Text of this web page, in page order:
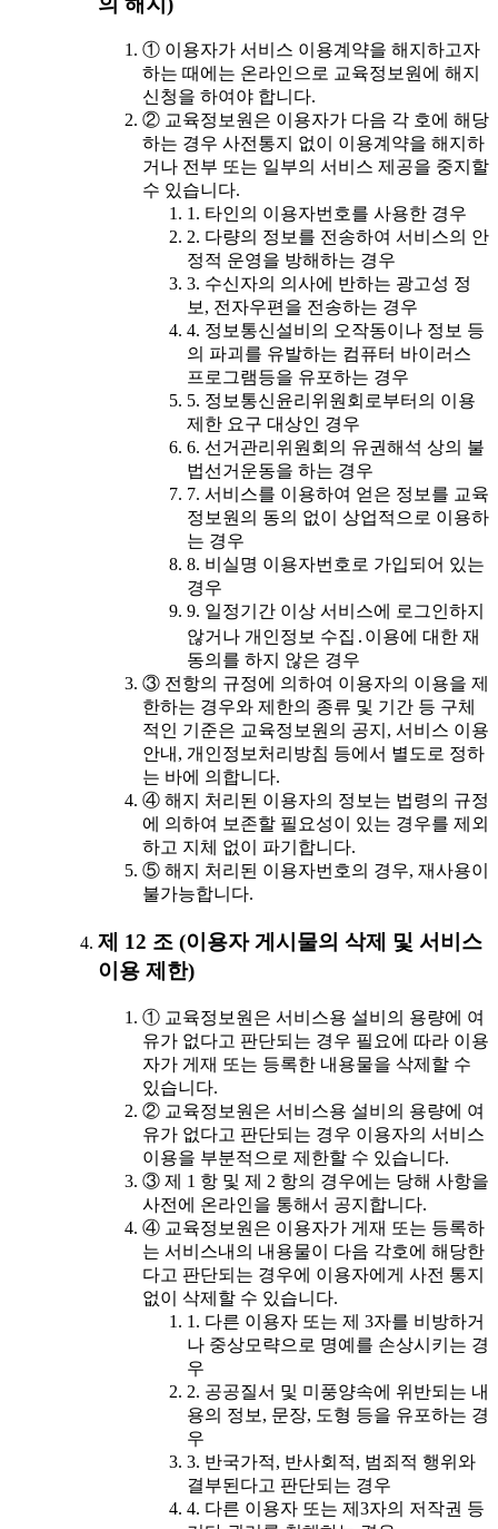
① 이용자가 서비스 이용계약을 해지하고자
하는 때에는 온라인으로 교육정보원에 해지
신청을 하여야 합니다.
② 교육정보원은 이용자가 다음 각 호에 해당
하는 경우 사전통지 없이 이용계약을 해지하
거나 전부 또는 일부의 서비스 제공을 중지할
수 있습니다.
1. 타인의 이용자번호를 사용한 경우
2. 다량의 정보를 전송하여 서비스의 안
정적 운영을 방해하는 경우
3. 수신자의 의사에 반하는 광고성 정
보, 전자우편을 전송하는 경우
4. 정보통신설비의 오작동이나 정보 등
의 파괴를 유발하는 컴퓨터 바이러스
프로그램등을 유포하는 경우
5. 정보통신윤리위원회로부터의 이용
제한 요구 대상인 경우
6. 선거관리위원회의 유권해석 상의 불
법선거운동을 하는 경우
7. 서비스를 이용하여 얻은 정보를 교육
정보원의 동의 없이 상업적으로 이용하
는 경우
8. 비실명 이용자번호로 가입되어 있는
경우
9. 일정기간 이상 서비스에 로그인하지
않거나 개인정보 수집․이용에 대한 재
동의를 하지 않은 경우
③ 전항의 규정에 의하여 이용자의 이용을 제
한하는 경우와 제한의 종류 및 기간 등 구체
적인 기준은 교육정보원의 공지, 서비스 이용
안내, 개인정보처리방침 등에서 별도로 정하
는 바에 의합니다.
④ 해지 처리된 이용자의 정보는 법령의 규정
에 의하여 보존할 필요성이 있는 경우를 제외
하고 지체 없이 파기합니다.
⑤ 해지 처리된 이용자번호의 경우, 재사용이
불가능합니다.
제 12 조 (이용자 게시물의 삭제 및 서비스
이용 제한)
① 교육정보원은 서비스용 설비의 용량에 여
유가 없다고 판단되는 경우 필요에 따라 이용
자가 게재 또는 등록한 내용물을 삭제할 수
있습니다.
② 교육정보원은 서비스용 설비의 용량에 여
유가 없다고 판단되는 경우 이용자의 서비스
이용을 부분적으로 제한할 수 있습니다.
③ 제 1 항 및 제 2 항의 경우에는 당해 사항을
사전에 온라인을 통해서 공지합니다.
④ 교육정보원은 이용자가 게재 또는 등록하
는 서비스내의 내용물이 다음 각호에 해당한
다고 판단되는 경우에 이용자에게 사전 통지
없이 삭제할 수 있습니다.
1. 다른 이용자 또는 제 3자를 비방하거
나 중상모략으로 명예를 손상시키는 경
우
2. 공공질서 및 미풍양속에 위반되는 내
용의 정보, 문장, 도형 등을 유포하는 경
우
3. 반국가적, 반사회적, 범죄적 행위와
결부된다고 판단되는 경우
4. 다른 이용자 또는 제3자의 저작권 등